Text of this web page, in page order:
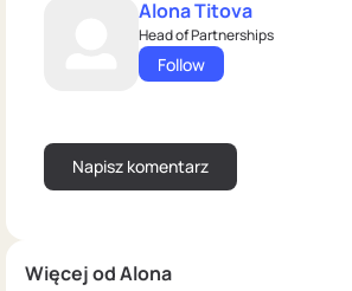
Więcej od Alona
Alona Titova
Head of Partnerships
Follow